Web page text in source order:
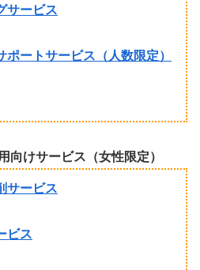
サービス
ートサービス（人数限定）
向けサービス（女性限定）
サービス
ビス